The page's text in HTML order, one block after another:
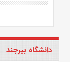
دانشگاه بیرجند